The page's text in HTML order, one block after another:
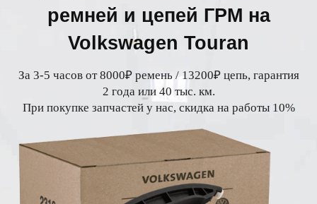
ремней и цепей ГРМ на
Volkswagen Touran
За 3-5 часов от 8000₽ ремень / 13200₽ цепь, гарантия
2 года или 40 тыс. км.
При покупке запчастей у нас, скидка на работы 10%